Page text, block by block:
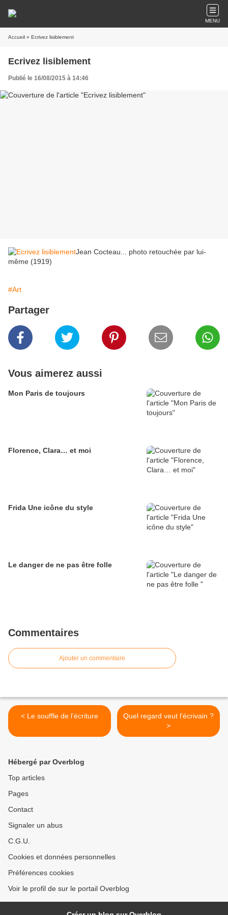
MENU
Accueil » Ecrivez lisiblement
Ecrivez lisiblement
Publié le 16/08/2015 à 14:46
Jean Cocteau... photo retouchée par lui-
même (1919)
#Art
Partager
Vous aimerez aussi
Mon Paris de toujours
Florence, Clara… et moi
Frida Une icône du style
Le danger de ne pas être folle
Commentaires
Ajouter un commentaire
< Le souffle de l'écriture
Quel regard veut l'écrivain ?
>
Hébergé par Overblog
Top articles
Pages
Contact
Signaler un abus
C.G.U.
Cookies et données personnelles
Préférences cookies
Voir le profil de sur le portail Overblog